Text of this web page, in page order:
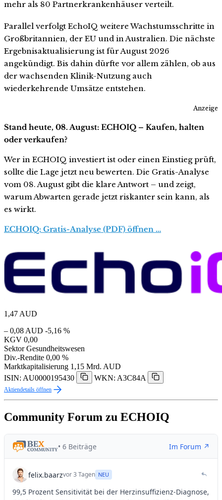
mehr als 80 Partnerkrankenhäuser verteilt.
Parallel verfolgt EchoIQ weitere Wachstumsschritte in
Großbritannien, der EU und in Australien. Die nächste
Ergebnisaktualisierung ist für August 2026
angekündigt. Bis dahin dürfte vor allem zählen, ob aus
der wachsenden Klinik-Nutzung auch
wiederkehrende Umsätze entstehen.
Anzeige
Stand heute, 08. August: ECHOIQ – Kaufen, halten
oder verkaufen?
Wer in ECHOIQ investiert ist oder einen Einstieg prüft,
sollte die Lage jetzt neu bewerten. Die Gratis-Analyse
vom 08. August gibt die klare Antwort – und zeigt,
warum Abwarten gerade jetzt riskanter sein kann, als
es wirkt.
ECHOIQ: Gratis-Analyse (PDF) öffnen …
1,47AUD
– 0,08 AUD -5,16 %
KGV 0,00
Sektor Gesundheitswesen
Div.-Rendite 0,00 %
Marktkapitalisierung 1,15 Mrd. AUD
ISIN: AU0000195430
WKN: A3C84A
Aktiendetails öffnen
Community Forum zu ECHOIQ